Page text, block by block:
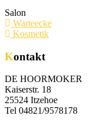
Salon
Beitragsnavigation
Warteecke
Kosmetik
Kontakt
DE HOORMOKER
Kaiserstr. 18
25524 Itzehoe
Tel 04821/9578178